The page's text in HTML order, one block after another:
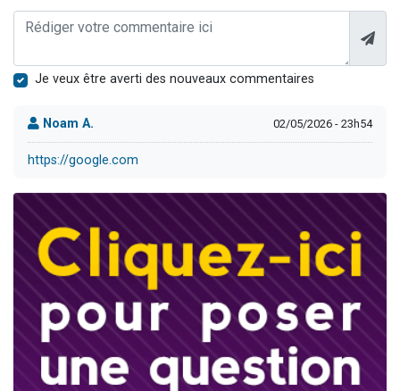
Je veux être averti des nouveaux commentaires
Noam A. 02/05/2026 - 23h54
https://google.com